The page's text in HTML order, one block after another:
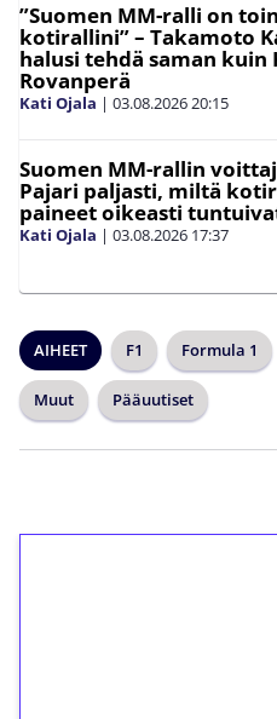
”Suomen MM-ralli on
kotirallini” – Takamoto
halusi tehdä saman kuin
Rovanperä
Kati Ojala | 03.08.202620:15
Suomen MM-rallin
Pajari paljasti, miltä
paineet oikeasti
Kati Ojala | 03.08.2026 17:37
AIHEET F1 Formula 1
Muut Pääuutiset